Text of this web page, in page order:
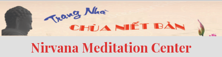
to
content
Nirvana Meditation Center